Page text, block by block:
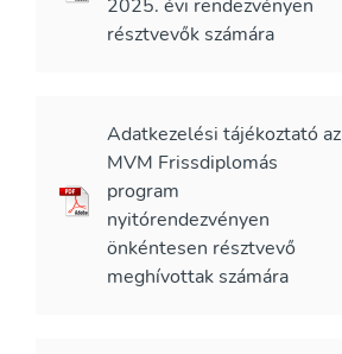
2025. évi rendezvényen
résztvevők számára
Adatkezelési tájékoztató az
MVM Frissdiplomás
program
nyitórendezvényen
önkéntesen résztvevő
meghívottak számára